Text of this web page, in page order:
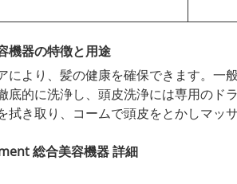
機器の特徴と用途
により、髪の健康を確保できます。一
底的に洗浄し、頭皮洗浄には専用のド
拭き取り、コームで頭皮をとかしマッ
総合美容機器 詳細